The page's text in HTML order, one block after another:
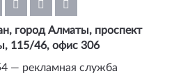
город Алматы, проспект
115/46, офис 306
— рекламная служба